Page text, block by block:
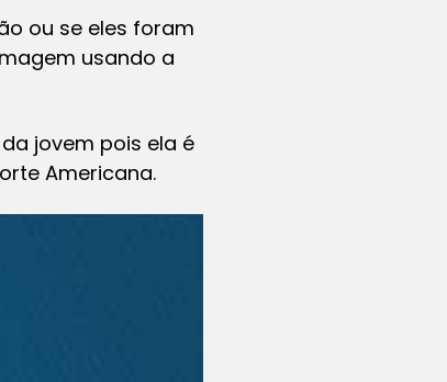
ou se eles foram
usando a
jovem pois ela é
Americana.